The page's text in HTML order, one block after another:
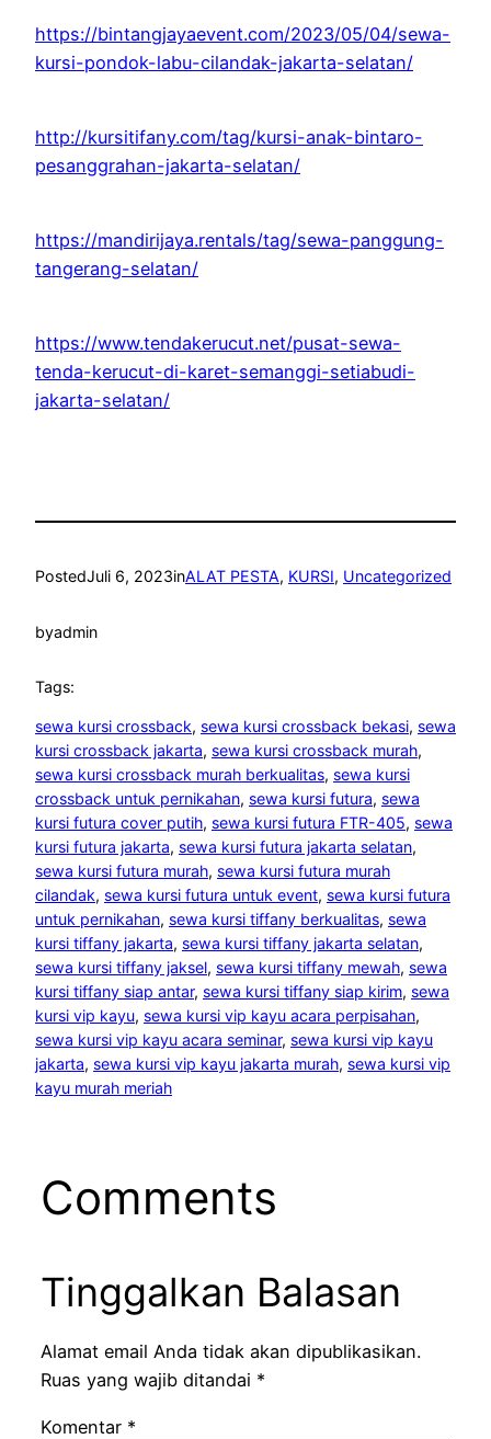
https://bintangjayaevent.com/2023/05/04/sewa-
kursi-pondok-labu-cilandak-jakarta-selatan/
http://kursitifany.com/tag/kursi-anak-bintaro-
pesanggrahan-jakarta-selatan/
https://mandirijaya.rentals/tag/sewa-panggung-
tangerang-selatan/
https://www.tendakerucut.net/pusat-sewa-
tenda-kerucut-di-karet-semanggi-setiabudi-
jakarta-selatan/
PostedJuli 6, 2023inALAT PESTA, KURSI, Uncategorized
byadmin
Tags:
sewa kursi crossback, sewa kursi crossback bekasi, sewa
kursi crossback jakarta, sewa kursi crossback murah
sewa kursi crossback murah berkualitas, sewa kursi
crossback untuk pernikahan, sewa kursi futura, sewa
kursi futura cover putih, sewa kursi futura FTR-405, sewa
kursi futura jakarta, sewa kursi futura jakarta selatan
sewa kursi futura murah, sewa kursi futura murah
cilandak, sewa kursi futura untuk event, sewa kursi futura
untuk pernikahan, sewa kursi tiffany berkualitas, sewa
kursi tiffany jakarta, sewa kursi tiffany jakarta selatan
sewa kursi tiffany jaksel, sewa kursi tiffany mewah, sewa
kursi tiffany siap antar, sewa kursi tiffany siap kirim, sewa
kursi vip kayu, sewa kursi vip kayu acara perpisahan
sewa kursi vip kayu acara seminar, sewa kursi vip kayu
jakarta, sewa kursi vip kayu jakarta murah, sewa kursi vip
kayu murah meriah
Comments
Tinggalkan Balasan
Alamat email Anda tidak akan dipublikasikan.
Ruas yang wajib ditandai *
Komentar *